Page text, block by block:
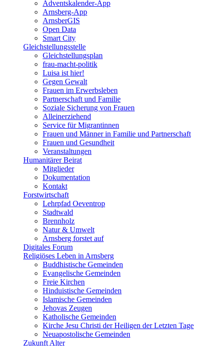
Adventskalender-App
Arnsberg-App
ArnsberGIS
Open Data
Smart City
Gleichstellungsstelle
Gleichstellungsplan
frau-macht-politik
Luisa ist hier!
Gegen Gewalt
Frauen im Erwerbsleben
Partnerschaft und Familie
Soziale Sicherung von Frauen
Alleinerziehend
Service für Migrantinnen
Frauen und Männer in Familie und Partnerschaft
Frauen und Gesundheit
Veranstaltungen
Humanitärer Beirat
Mitglieder
Dokumentation
Kontakt
Forstwirtschaft
Lehrpfad Oeventrop
Stadtwald
Brennholz
Natur & Umwelt
Arnsberg forstet auf
Digitales Forum
Religiöses Leben in Arnsberg
Buddhistische Gemeinden
Evangelische Gemeinden
Freie Kirchen
Hinduistische Gemeinden
Islamische Gemeinden
Jehovas Zeugen
Katholische Gemeinden
Kirche Jesu Christi der Heiligen der Letzten Tage
Neuapostolische Gemeinden
Zukunft Alter